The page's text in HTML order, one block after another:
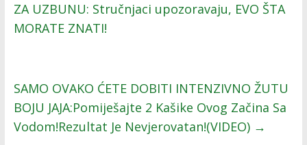
ZA UZBUNU: Stručnjaci upozoravaju, EVO ŠTA
MORATE ZNATI!
SAMO OVAKO ĆETE DOBITI INTENZIVNO ŽUTU
BOJU JAJA:Pomiješajte 2 Kašike Ovog Začina Sa
Vodom!Rezultat Je Nevjerovatan!(VIDEO) →